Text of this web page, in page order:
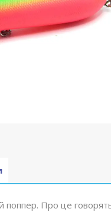
Про це говорять